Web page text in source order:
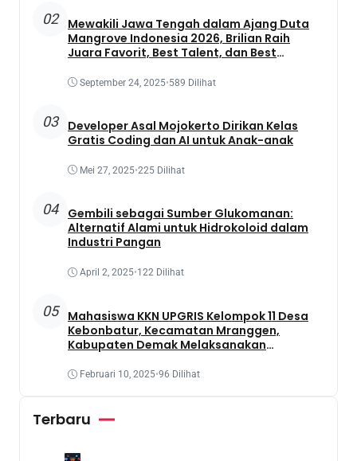
02
Mewakili Jawa Tengah dalam Ajang Duta
Mangrove Indonesia 2026, Brilian Raih
Juara Favorit, Best Talent, dan Best
September 24, 2025•589 Dilihat
03
Developer Asal Mojokerto Dirikan Kelas
Gratis Coding dan AI untuk Anak-anak
Mei 27, 2025•225 Dilihat
04
Gembili sebagai Sumber Glukomanan:
Alternatif Alami untuk Hidrokoloid dalam
Industri Pangan
April 2, 2025•122 Dilihat
05
Mahasiswa KKN UPGRIS Kelompok 11 Desa
Kebonbatur, Kecamatan Mranggen,
Kabupaten Demak Melaksanakan
Memanfaatkan Lahan Yang Terbengkalai
Februari 10, 2025•96 Dilihat
Terbaru